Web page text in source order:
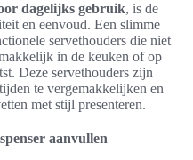
dagelijks gebruik, is de
en eenvoud. Een slimme
servethouders die niet
in de keuken of op
Deze servethouders zijn
te vergemakkelijken en
met stijl presenteren.
aanvullen